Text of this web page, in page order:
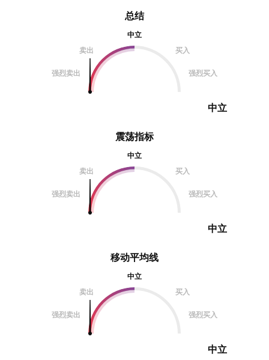
震荡指标
中立
卖出
买入
强烈卖出 强烈买入
中立
总结
中立
卖出
买入
强烈卖出 强烈买入
中立
移动平均线
中立
卖出
买入
强烈卖出 强烈买入
中立